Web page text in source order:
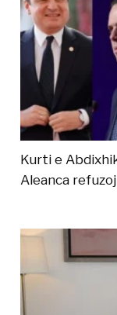
Kurti e
Aleanca